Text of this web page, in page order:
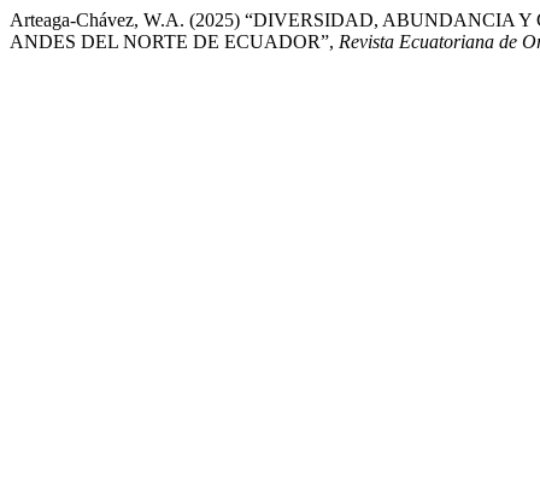
Arteaga-Chávez, W.A. (2025) “DIVERSIDAD, ABUNDANCIA
ANDES DEL NORTE DE ECUADOR”, Revista Ecuatoriana de